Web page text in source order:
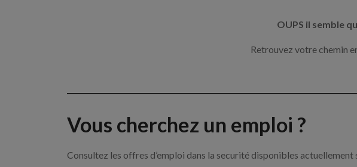
OUPS il semble
Retrouvez votre chemin
Vous cherchez un emploi ?
Consultez les offres d’emploi dans la securité disponibles actuellement